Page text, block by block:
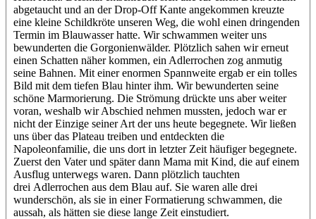
abgetaucht und an der Drop-Off Kante angekommen kreuzte
eine kleine Schildkröte unseren Weg, die wohl einen dringenden
Termin im Blauwasser hatte. Wir schwammen weiter uns
bewunderten die Gorgonienwälder. Plötzlich sahen wir erneut
einen Schatten näher kommen, ein Adlerrochen zog anmutig
seine Bahnen. Mit einer enormen Spannweite ergab er ein tolles
Bild mit dem tiefen Blau hinter ihm. Wir bewunderten seine
schöne Marmorierung. Die Strömung drückte uns aber weiter
voran, weshalb wir Abschied nehmen mussten, jedoch war er
nicht der Einzige seiner Art der uns heute begegnete. Wir ließen
uns über das Plateau treiben und entdeckten die
Napoleonfamilie, die uns dort in letzter Zeit häufiger begegnete.
Zuerst den Vater und später dann Mama mit Kind, die auf einem
Ausflug unterwegs waren. Dann plötzlich tauchten
drei Adlerrochen aus dem Blau auf. Sie waren alle drei
wunderschön, als sie in einer Formatierung schwammen, die
aussah, als hätten sie diese lange Zeit einstudiert.